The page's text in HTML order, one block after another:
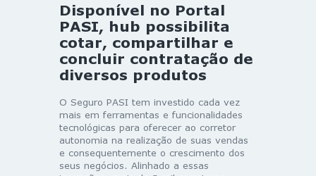
Disponível no Portal
PASI, hub possibilita
cotar, compartilhar e
concluir contratação de
diversos produtos
O Seguro PASI tem investido cada vez
mais em ferramentas e funcionalidades
tecnológicas para oferecer ao corretor
autonomia na realização de suas vendas
e consequentemente o crescimento dos
seus negócios. Alinhado a essas